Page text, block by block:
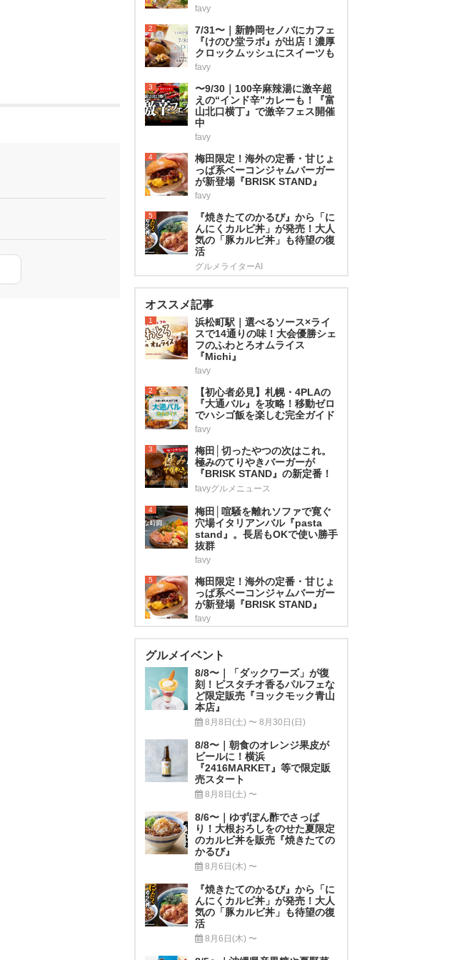
favy
2
7/31〜｜新静岡セノバにカフェ
『けのひ堂ラボ』が出店！濃厚
クロックムッシュにスイーツも
favy
3
〜9/30｜100辛麻辣湯に激辛超
えの“インド辛”カレーも！『富
山北口横丁』で激辛フェス開催
中
favy
4
梅田限定！海外の定番・甘じょ
っぱ系ベーコンジャムバーガー
が新登場『BRISK STAND』
favy
5
『焼きたてのかるび』から「に
んにくカルビ丼」が発売！大人
気の「豚カルビ丼」も待望の復
活
グルメライターAI
オススメ記事
1
浜松町駅｜選べるソース×ライ
スで14通りの味！大会優勝シェ
フのふわとろオムライス
『Michi』
favy
2
【初心者必見】札幌・4PLAの
『大通バル』を攻略！移動ゼロ
でハシゴ飯を楽しむ完全ガイド
favy
3
梅田│切ったやつの次はこれ。
極みのてりやきバーガーが
『BRISK STAND』の新定番！
favyグルメニュース
4
梅田│喧騒を離れソファで寛ぐ
穴場イタリアンバル『pasta
stand』。長居もOKで使い勝手
抜群
favy
5
梅田限定！海外の定番・甘じょ
っぱ系ベーコンジャムバーガー
が新登場『BRISK STAND』
favy
グルメイベント
8/8〜｜「ダックワーズ」が復
刻！ピスタチオ香るパルフェな
ど限定販売『ヨックモック青山
本店』
8月8日(土) 〜 8月30日(日)
8/8〜｜朝食のオレンジ果皮が
ビールに！横浜
『2416MARKET』等で限定販
売スタート
8月8日(土) 〜
8/6〜｜ゆずぽん酢でさっぱ
り！大根おろしをのせた夏限定
のカルビ丼を販売『焼きたての
かるび』
8月6日(木) 〜
『焼きたてのかるび』から「に
んにくカルビ丼」が発売！大人
気の「豚カルビ丼」も待望の復
活
8月6日(木) 〜